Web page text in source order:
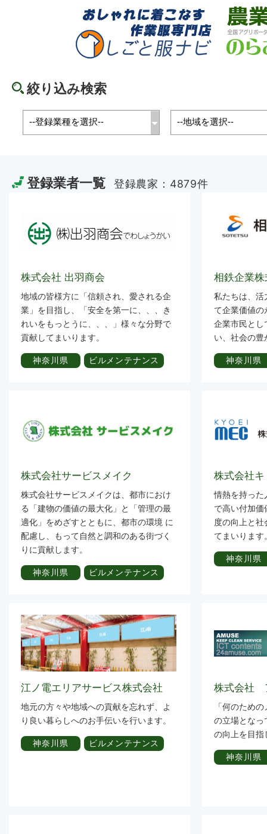
熊本県
宮崎県 鹿児島県
絞り込み検索
登録業者一覧 登録農家： 4879件
株式会社 出羽商会
地域の皆様方に「信頼され、愛される企
業」を目指し、「安全を第一に、、、き
れいをもっとうに、、、」様々な分野で
貢献してまいります。
神奈川県 ビルメンテナンス
相鉄企業
私たちは、活
て企業価値
企業市民とし
い、社会の
神奈川県
株式会社サービスメイク
株式会社サービスメイクは、都市におけ
る「建物の価値の最大化」と「管理の最
適化」をめざすとともに、都市の環境 に
配慮し、もって自然と調和のある街づく
りに貢献します。
神奈川県 ビルメンテナンス
株式会社
情熱を持った
で高い付加
度の向上と
てまいります
神奈川県
江ノ電エリアサービス株式会社
地元の方々や地域への貢献を忘れず、よ
り良い暮らしへのお手伝いを行います。
神奈川県 ビルメンテナンス
株式会社
「何のため
の立場となっ
の向上を目指
神奈川県